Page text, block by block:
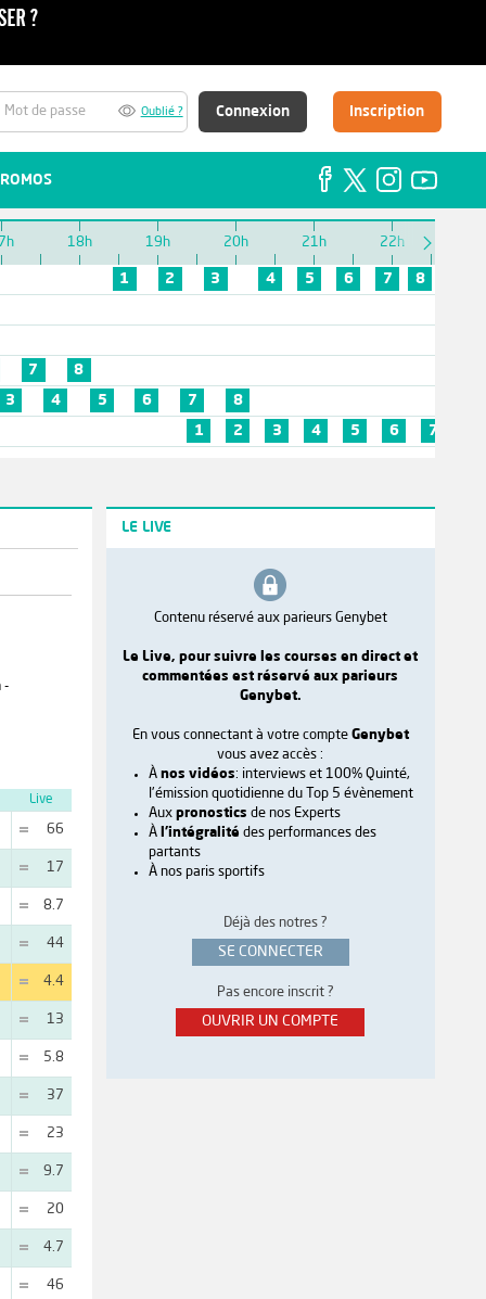
Oublié ? Connexion Inscription
18h 19h 20h 21h 22h
1 2 3 4 5 6 7
8
7
8
3 4 5 6 7
8
1
2 3 4 5 6 7
-
Live
66
17
8.7
44
4.4
13
5.8
37
23
9.7
20
4.7
46
LE LIVE
Contenu réservé aux parieurs Genybet
Le Live, pour suivre les courses en direct et
commentées est réservé aux parieurs
Genybet.
En vous connectant à votre compte Genybet
vous avez accès :
À nos vidéos: interviews et 100% Quinté,
l'émission quotidienne du Top 5 évènement
Aux pronostics de nos Experts
À l'intégralité des performances des
partants
À nos paris sportifs
Déjà des notres ?
SE CONNECTER
Pas encore inscrit ?
OUVRIR UN COMPTE